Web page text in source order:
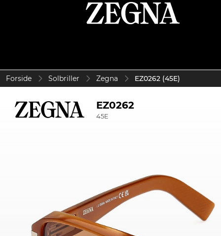
Forside Solbriller Zegna EZ0262 (45E)
EZ0262
45E